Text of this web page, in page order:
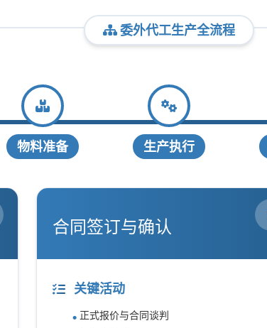
委外代工生产全流程
物料准备 生产执行
合同签订与确认
关键活动
正式报价与合同谈判